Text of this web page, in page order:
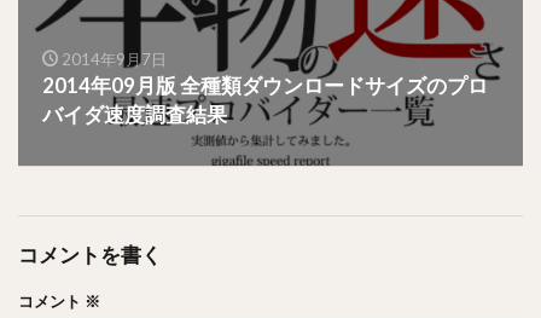
2014年9月7日
2014年09月版 全種類ダウンロードサイズのプロ
バイダ速度調査結果
コメントを書く
コメント ※